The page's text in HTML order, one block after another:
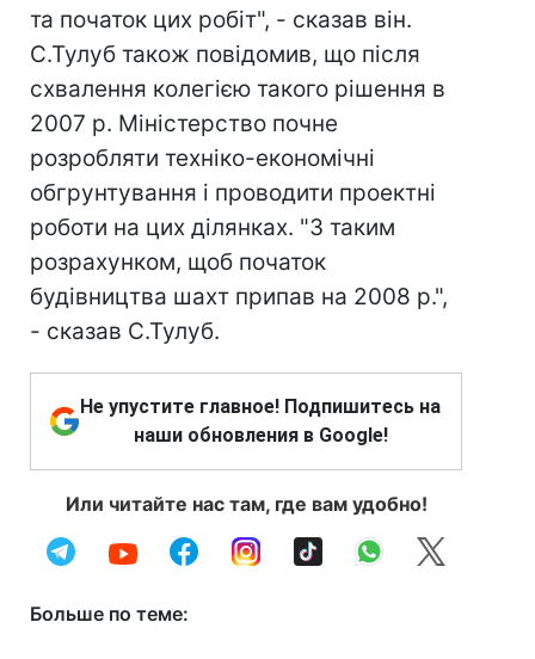
та початок цих робіт", - сказав він.
С.Тулуб також повідомив, що після
схвалення колегією такого рішення в
2007 р. Міністерство почне
розробляти техніко-економічні
обгрунтування і проводити проектні
роботи на цих ділянках. "З таким
розрахунком, щоб початок
будівництва шахт припав на 2008 р.",
- сказав С.Тулуб.
Не упустите главное! Подпишитесь на
наши обновления в Google!
Или читайте нас там, где вам удобно!
Больше по теме: